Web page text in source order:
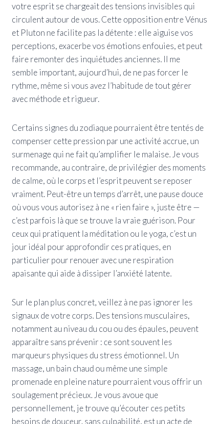
votre esprit se chargeait des tensions invisibles qui
circulent autour de vous. Cette opposition entre Vénus
et Pluton ne facilite pas la détente : elle aiguise vos
perceptions, exacerbe vos émotions enfouies, et peut
faire remonter des inquiétudes anciennes. Il me
semble important, aujourd’hui, de ne pas forcer le
rythme, même si vous avez l’habitude de tout gérer
avec méthode et rigueur.
Certains signes du zodiaque pourraient être tentés de
compenser cette pression par une activité accrue, un
surmenage qui ne fait qu’amplifier le malaise. Je vous
recommande, au contraire, de privilégier des moments
de calme, où le corps et l’esprit peuvent se reposer
vraiment. Peut-être un temps d’arrêt, une pause douce
où vous vous autorisez à ne « rien faire », juste être —
c’est parfois là que se trouve la vraie guérison. Pour
ceux qui pratiquent la méditation ou le yoga, c’est un
jour idéal pour approfondir ces pratiques, en
particulier pour renouer avec une respiration
apaisante qui aide à dissiper l’anxiété latente.
Sur le plan plus concret, veillez à ne pas ignorer les
signaux de votre corps. Des tensions musculaires,
notamment au niveau du cou ou des épaules, peuvent
apparaître sans prévenir : ce sont souvent les
marqueurs physiques du stress émotionnel. Un
massage, un bain chaud ou même une simple
promenade en pleine nature pourraient vous offrir un
soulagement précieux. Je vous avoue que
personnellement, je trouve qu’écouter ces petits
besoins de douceur, sans culpabilité, est un acte de